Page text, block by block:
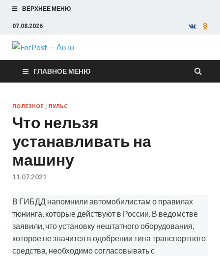
ВЕРХНЕЕ МЕНЮ
07.08.2026
ForPost —
Авто
ГЛАВНОЕ МЕНЮ
ПОЛЕЗНОЕ / ПУЛЬС
Что нельзя
устанавливать на
машину
11.07.2021
В ГИБДД напомнили автомобилистам о правилах
тюнинга, которые действуют в России. В ведомстве
заявили, что установку нештатного оборудования,
которое не значится в одобрении типа транспортного
средства, необходимо согласовывать с